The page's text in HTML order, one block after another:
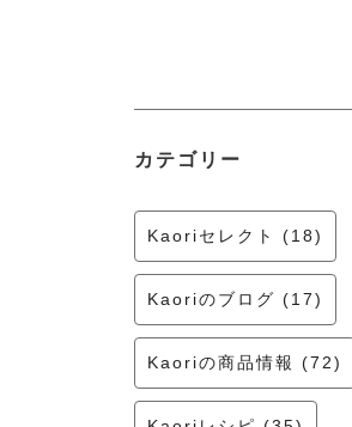
カテゴリー
Kaoriセレクト (18)
Kaoriのブログ (17)
Kaoriの商品情報 (72)